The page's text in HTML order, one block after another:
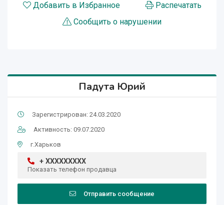
Добавить в Избранное
Распечатать
Сообщить о нарушении
Падута Юрий
Зарегистрирован: 24.03.2020
Активность: 09.07.2020
г.Харьков
+ XXXXXXXXX
Показать телефон продавца
Отправить сообщение